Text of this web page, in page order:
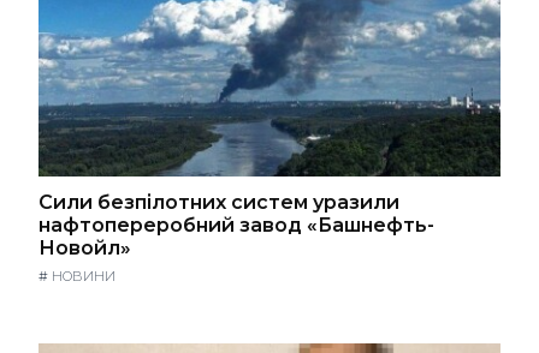
Сили безпілотних систем уразили
нафтопереробний завод «Башнефть-
Новойл»
# НОВИНИ